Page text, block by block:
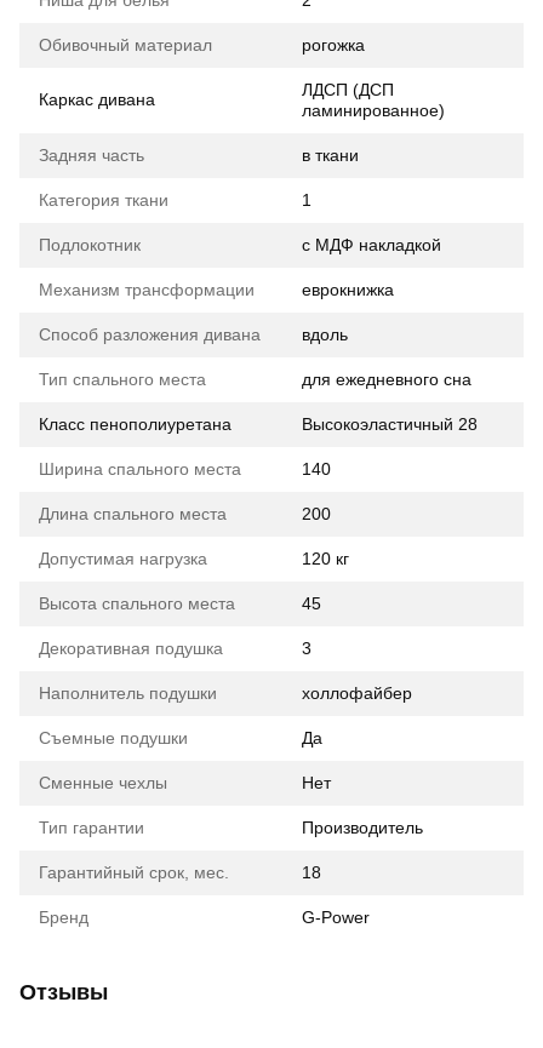
Обивочный материал рогожка
Каркас дивана
ЛДСП (ДСП
ламинированное)
Задняя часть в ткани
Категория ткани 1
Подлокотник с МДФ накладкой
Механизм трансформации еврокнижка
Способ разложения дивана вдоль
Тип спального места для ежедневного сна
Класс пенополиуретана Высокоэластичный 28
Ширина спального места 140
Длина спального места 200
Допустимая нагрузка 120 кг
Высота спального места 45
Декоративная подушка 3
Наполнитель подушки холлофайбер
Съемные подушки Да
Сменные чехлы Нет
Тип гарантии Производитель
Гарантийный срок, мес. 18
Бренд G-Power
Отзывы